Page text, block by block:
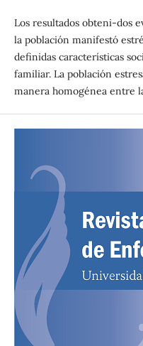
Los resultados obteni-dos
la población manifestó
definidas características
familiar. La población
manera homogénea entre